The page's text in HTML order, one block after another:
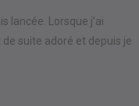
lancée. Lorsque j’ai
suite adoré et depuis je